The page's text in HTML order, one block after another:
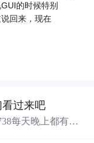
的时候特别
回来，现在
看过来吧
每天晚上都有一